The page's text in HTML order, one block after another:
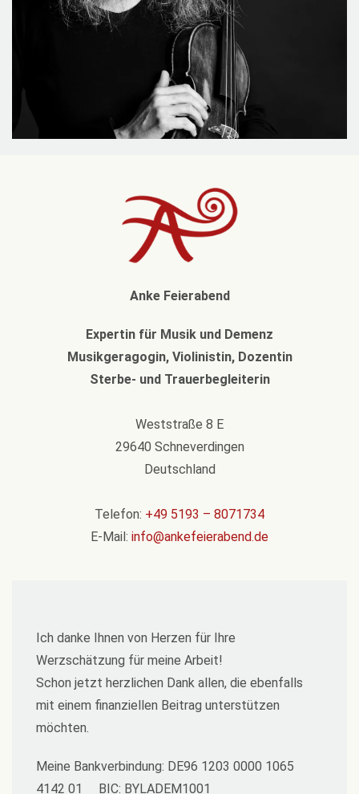
Anke Feierabend
Expertin für Musik und Demenz
Musikgeragogin, Violinistin, Dozentin
Sterbe- und Trauerbegleiterin
Weststraße 8 E
29640 Schneverdingen
Deutschland
Telefon: +49 5193 – 8071734
E-Mail: info@ankefeierabend.de
Ich danke Ihnen von Herzen für Ihre
Werzschätzung für meine Arbeit!
Schon jetzt herzlichen Dank allen, die ebenfalls
mit einem finanziellen Beitrag unterstützen
möchten.
Meine Bankverbindung: DE96 1203 0000 1065
4142 01 BIC: BYLADEM1001